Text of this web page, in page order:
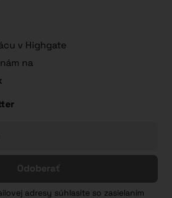
v Highgate
na
Odoberať
adresy súhlasíte so zasielaním